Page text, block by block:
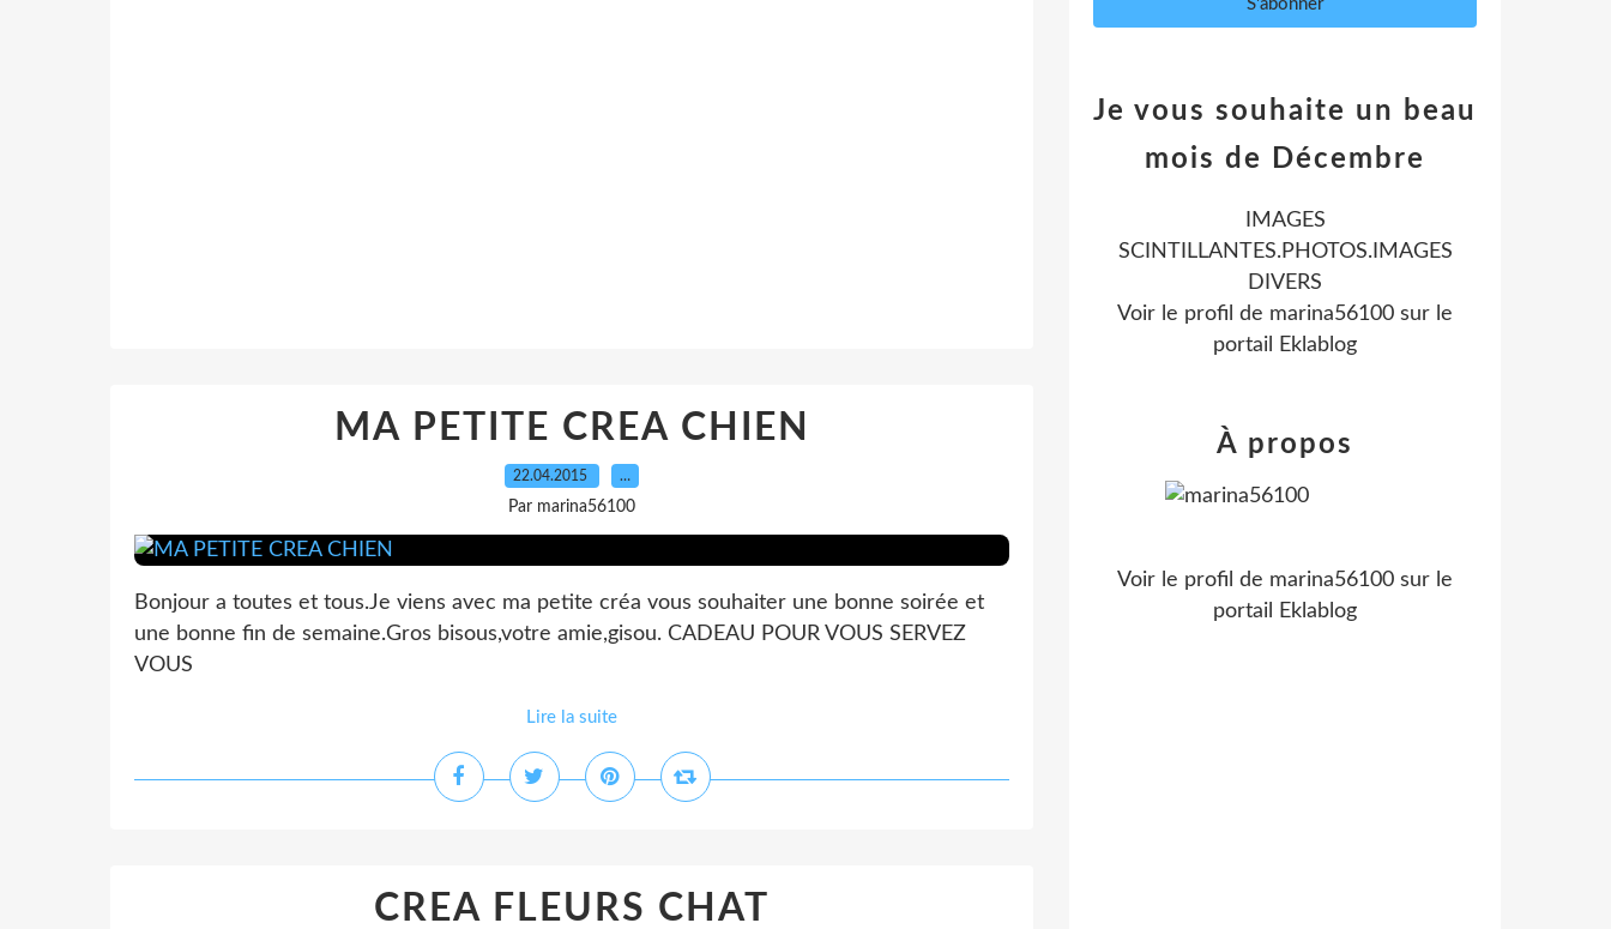
MA PETITE CREA CHIEN
22.04.2015 …
Par marina56100
Bonjour a toutes et tous.Je viens avec ma petite créa vous souhaiter une bonne soirée et
une bonne fin de semaine.Gros bisous,votre amie,gisou. CADEAU POUR VOUS SERVEZ
VOUS
Lire la suite
CREA FLEURS CHAT
Je vous souhaite un beau
mois de Décembre
IMAGES
SCINTILLANTES.PHOTOS.IMAGES
DIVERS
Voir le profil de marina56100 sur le
portail Eklablog
À propos
Voir le profil de marina56100 sur le
portail Eklablog